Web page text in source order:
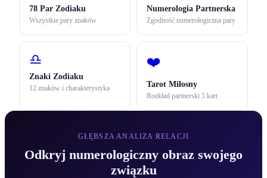
78 Par Zodiaku
Wszystkie pary znaków
Numerologia Partnerska
Zgodność numerologiczna pary
♎
Znaki Zodiaku
12 znaków i charakterystyka
❤️
Tarot Miłosny
Rozkład partnerski 5 kart
GŁĘBSZA ANALIZA RELACJI
Odkryj numerologiczny obraz swojego
związku